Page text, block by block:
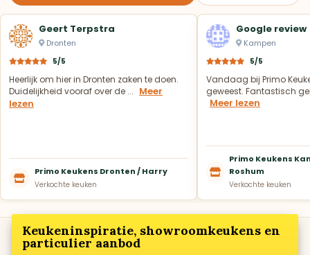
Geert Terpstra
Dronten
5/5
Heerlijk om hier in Dronten zaken te doen.
Duidelijkheid vooraf over de ... Meer
lezen
Primo Keukens Dronten / Harry
Verkochte keuken
Google review
Kampen
5/5
Vandaag bij Primo
geweest. Fantastisch
Meer lezen
Primo Keukens
Roshum
Verkochte keuken
Keukeninspiratie, showroomkeukens en
particulier aanbod